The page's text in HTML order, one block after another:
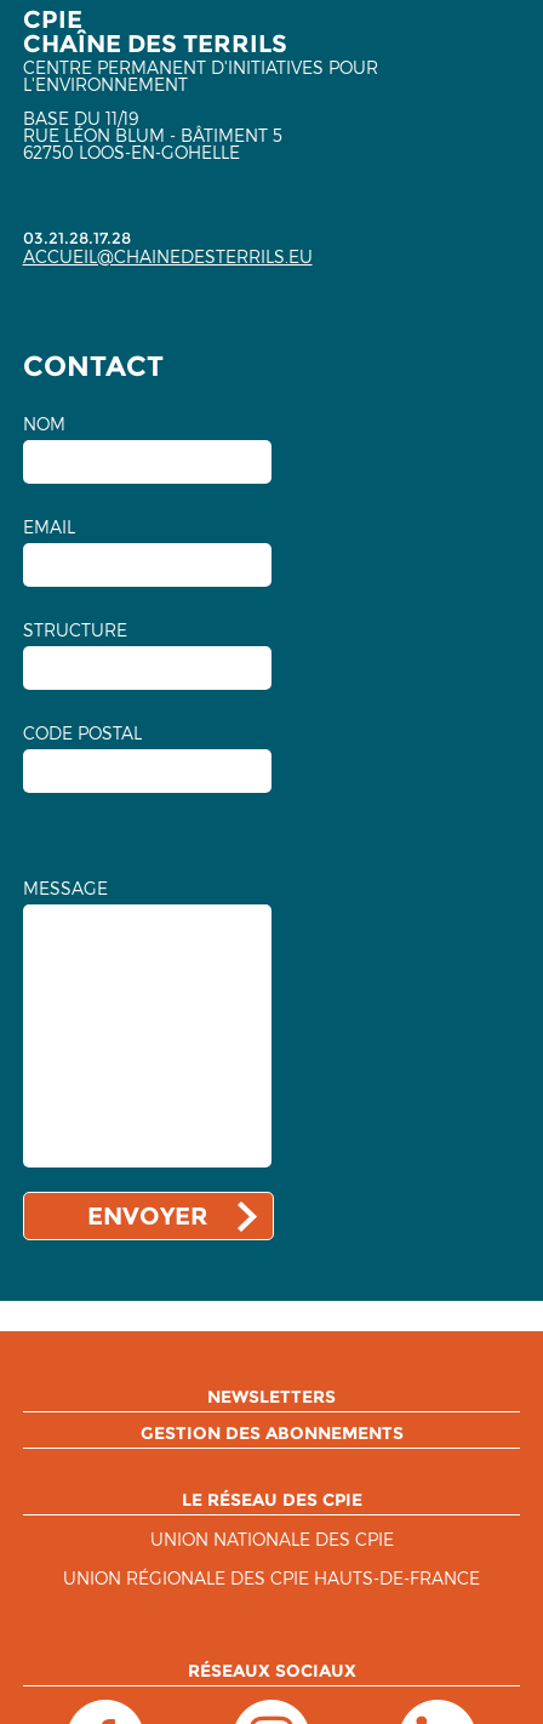
CPIE
CHAÎNE DES TERRILS
CENTRE PERMANENT D'INITIATIVES POUR
L'ENVIRONNEMENT
BASE DU 11/19
RUE LÉON BLUM - BÂTIMENT 5
62750 LOOS-EN-GOHELLE
03.21.28.17.28
ACCUEIL@CHAINEDESTERRILS.EU
CONTACT
NOM
EMAIL
STRUCTURE
CODE POSTAL
MESSAGE
NEWSLETTERS
GESTION DES ABONNEMENTS
LE RÉSEAU DES CPIE
UNION NATIONALE DES CPIE
UNION RÉGIONALE DES CPIE HAUTS-DE-FRANCE
RÉSEAUX SOCIAUX